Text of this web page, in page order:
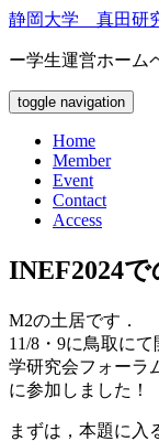
静岡大学 真田研
ー学生運営ホーム
toggle navigation
Home
Member
Event
Contact
Access
INEF2024
M2の土居です．
11/8・9に鳥取に
学研究会フォーラ
に参加しました！
まずは，本題に入